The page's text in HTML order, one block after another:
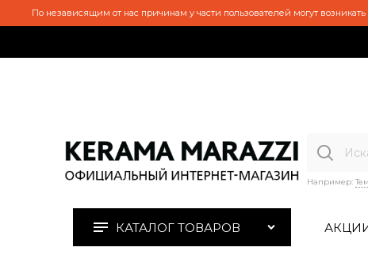
По независящим от нас причинам у части пользователей могут
Например:
КАТАЛОГ ТОВАРОВ